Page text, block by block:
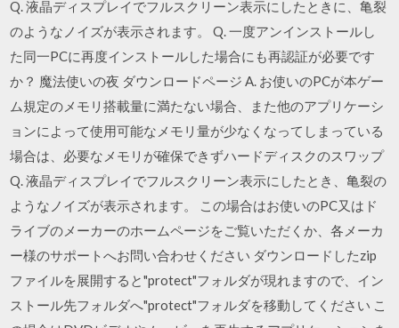
Q. 液晶ディスプレイでフルスクリーン表示にしたときに、亀裂
のようなノイズが表示されます。 Q. 一度アンインストールし
た同一PCに再度インストールした場合にも再認証が必要です
か？ 魔法使いの夜 ダウンロードページ A. お使いのPCが本ゲー
ム規定のメモリ搭載量に満たない場合、また他のアプリケーシ
ョンによって使用可能なメモリ量が少なくなってしまっている
場合は、必要なメモリが確保できずハードディスクのスワップ
Q. 液晶ディスプレイでフルスクリーン表示にしたとき、亀裂の
ようなノイズが表示されます。 この場合はお使いのPC又はド
ライブのメーカーのホームページをご覧いただくか、各メーカ
ー様のサポートへお問い合わせください ダウンロードしたzip
ファイルを展開すると"protect"フォルダが現れますので、イン
ストール先フォルダへ"protect"フォルダを移動してください こ